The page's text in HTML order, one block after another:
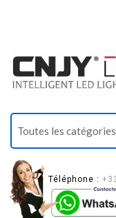
Téléphone :